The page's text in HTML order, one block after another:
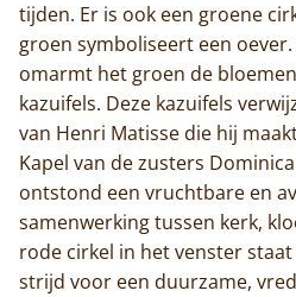
tijden. Er is ook een groene
groen symboliseert een
omarmt het groen de
kazuifels. Deze kazuifels
van Henri Matisse die hij
Kapel van de zusters
ontstond een vruchtbare en
samenwerking tussen kerk,
rode cirkel in het venster
strijd voor een duurzame,